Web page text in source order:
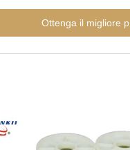
Ottenga il migliore